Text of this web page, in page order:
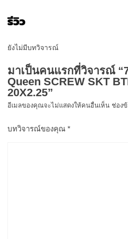
รีวิว
ยังไม่มีบทวิจารณ์
มาเป็นคนแรกที่วิจารณ์
Queen SCREW SKT
20X2.25”
อีเมลของคุณจะไม่แสดงให้คนอื่นเห็น ช่อง
บทวิจารณ์ของคุณ *